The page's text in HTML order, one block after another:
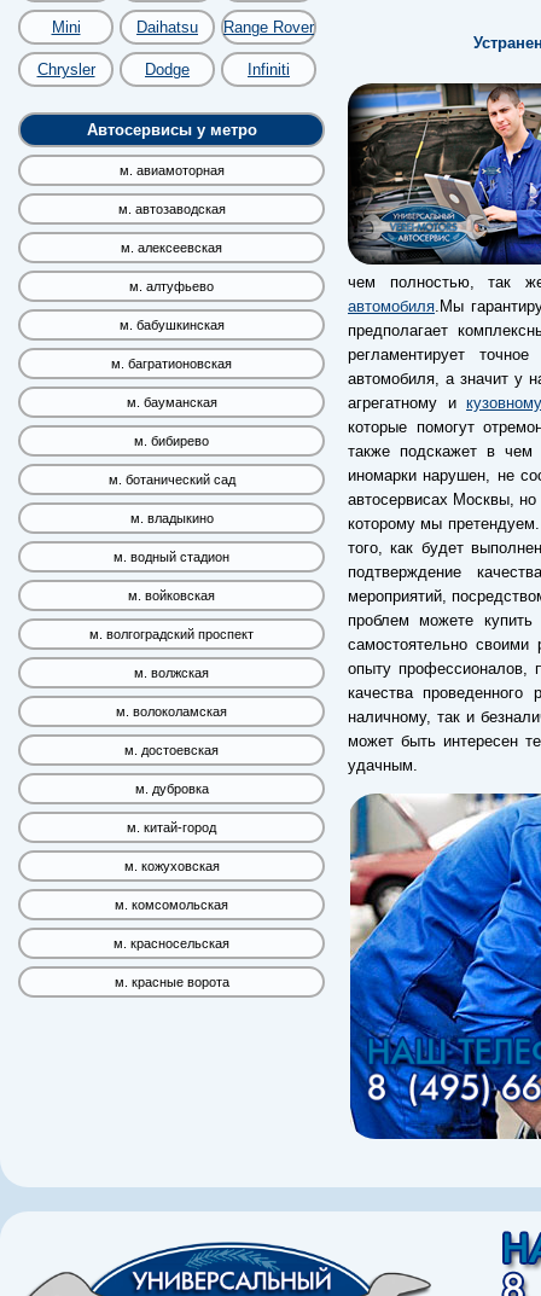
Mini Daihatsu Range Rover
Chrysler Dodge Infiniti
Автосервисы у метро
м. авиамоторная
м. автозаводская
м. алексеевская
м. алтуфьево
м. бабушкинская
м. багратионовская
м. бауманская
м. бибирево
м. ботанический сад
м. владыкино
м. водный стадион
м. войковская
м. волгоградский проспект
м. волжская
м. волоколамская
м. достоевская
м. дубровка
м. китай-город
м. кожуховская
м. комсомольская
м. красносельская
м. красные ворота
чем полностью, так
автомобиля .Мы
предполагает
регламентирует
автомобиля, а значит у
агрегатному и
которые помогут
также подскажет в чем
иномарки нарушен, не
автосервисах Москвы,
которому мы
того, как будет
подтверждение
мероприятий,
проблем можете купить
самостоятельно
опыту профессионалов,
качества
наличному, так и
может быть интересен
удачным.